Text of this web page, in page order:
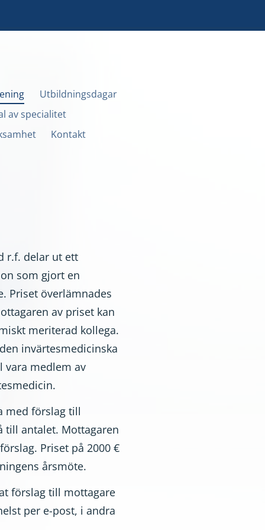
Utbildningsdagar
av specialitet
Kontakt
r.f. delar ut ett
som gjort en
Priset överlämnades
av priset kan
meriterad kollega.
invärtesmedicinska
vara medlem av
med förslag till
till antalet. Mottagaren
Priset på 2000 €
årsmöte.
förslag till mottagare
per e-post, i andra